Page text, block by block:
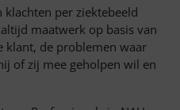
per ziektebeeld
maatwerk op basis van
klant, de problemen waar
of zij mee geholpen wil en